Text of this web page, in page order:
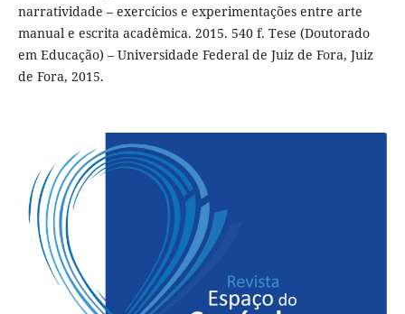
narratividade – exercícios e experimentações entre arte
manual e escrita acadêmica. 2015. 540 f. Tese (Doutorado
em Educação) – Universidade Federal de Juiz de Fora, Juiz
de Fora, 2015.